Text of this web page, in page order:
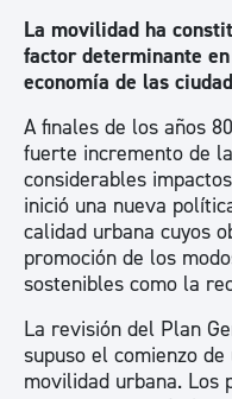
La movilidad ha
factor determinante
economía de las
A finales de los años
fuerte incremento de
considerables
inició una nueva
calidad urbana cuyos
promoción de los
sostenibles como la
La revisión del Plan
supuso el comienzo
movilidad urbana. Los